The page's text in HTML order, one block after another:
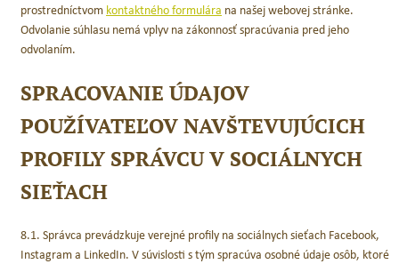
prostredníctvom kontaktného formulára na našej webovej stránke.
Odvolanie súhlasu nemá vplyv na zákonnosť spracúvania pred jeho
odvolaním.
SPRACOVANIE ÚDAJOV
POUŽÍVATEĽOV NAVŠTEVUJÚCICH
PROFILY SPRÁVCU V SOCIÁLNYCH
SIEŤACH
8.1. Správca prevádzkuje verejné profily na sociálnych sieťach Facebook,
Instagram a LinkedIn. V súvislosti s tým spracúva osobné údaje osôb, ktoré